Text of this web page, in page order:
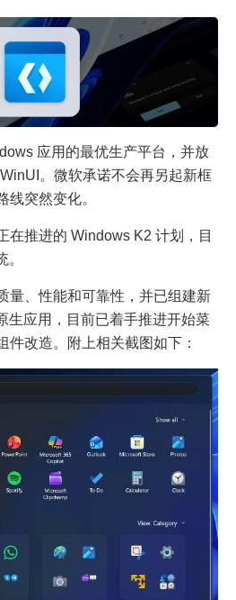
应用的最优生产平台，并放
。微软承诺不会再另起新框
线突然变化。
在推进的 Windows K2 计划，目
量、性能和可靠性，并已组建新
生应用，目前已着手推进开始菜
件改造。附上相关截图如下：